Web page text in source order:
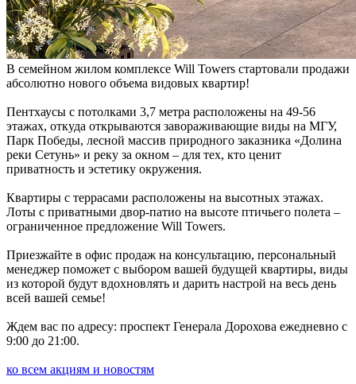
В семейном жилом комплексе Will Towers стартовали продажи
абсолютно нового объема видовых квартир!
Пентхаусы с потолками 3,7 метра расположены на 49-56
этажах, откуда открываются завораживающие виды на МГУ,
Парк Победы, лесной массив природного заказника «Долина
реки Сетунь» и реку за окном – для тех, кто ценит
приватность и эстетику окружения.
Квартиры с террасами расположены на высотных этажах.
Лоты с приватными двор-патио на высоте птичьего полета –
ограниченное предложение Will Towers.
Приезжайте в офис продаж на консультацию, персональный
менеджер поможет с выбором вашей будущей квартиры, виды
из которой будут вдохновлять и дарить настрой на весь день
всей вашей семье!
Ждем вас по адресу: проспект Генерала Дорохова ежедневно с
9:00 до 21:00.
ко всем акциям и новостям